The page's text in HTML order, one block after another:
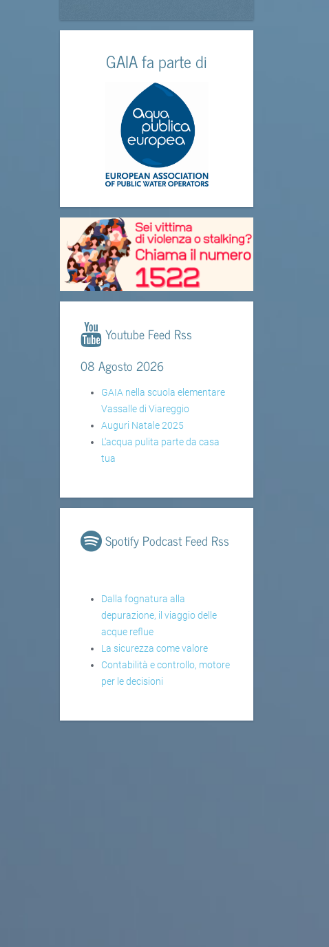
GAIA fa parte di
Youtube Feed Rss
08 Agosto 2026
GAIA nella scuola elementare
Vassalle di Viareggio
Auguri Natale 2025
L'acqua pulita parte da casa
tua
Spotify Podcast Feed Rss
Dalla fognatura alla
depurazione, il viaggio delle
acque reflue
La sicurezza come valore
Contabilità e controllo, motore
per le decisioni